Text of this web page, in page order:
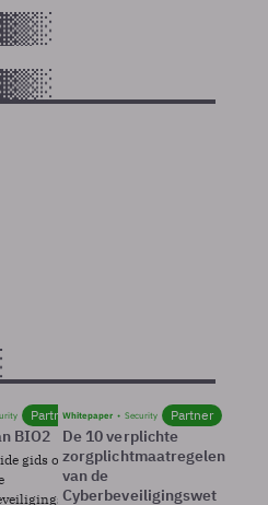
Partner
BIO2
gids over BIO2,
Whitepaper Security Partner
De 10 verplichte
zorgplichtmaatregelen
van de
Cyberbeveiligingswet